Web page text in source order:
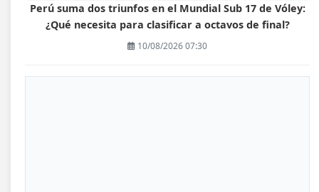
Perú suma dos triunfos en el Mundial Sub 17 de Vóley:
¿Qué necesita para clasificar a octavos de final?
10/08/2026 07:30